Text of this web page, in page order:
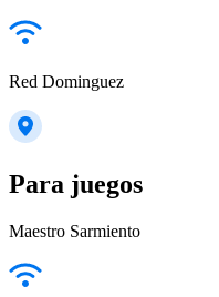
Red Dominguez
Para juegos
Maestro Sarmiento